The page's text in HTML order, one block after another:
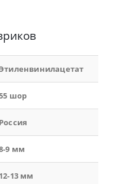
шор
Россия
9 мм
12-13 мм